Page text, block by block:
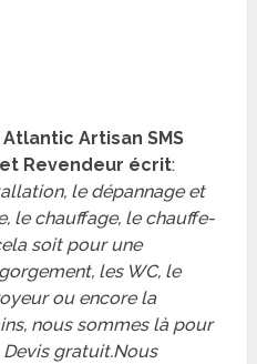
Artisan SMS
Revendeur écrit:
le dépannage et
le chauffage, le chauffe-
soit pour une
les WC, le
ou encore la
nous sommes là pour
Devis gratuit.Nous